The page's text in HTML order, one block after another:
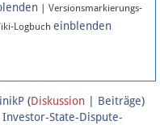
| Versionsmarkierungs-
Logbuch einblenden
(Diskussion Beiträge)
Investor-State-Dispute-